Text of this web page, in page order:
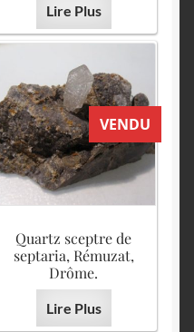
Lire Plus
VENDU
Quartz sceptre de
septaria, Rémuzat,
Drôme.
Lire Plus